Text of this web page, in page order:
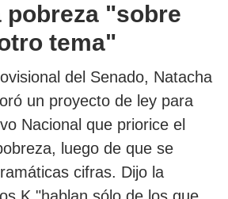
pobreza "sobre
tema"
del Senado, Natacha
un proyecto de ley para
Nacional que priorice el
luego de que se
cifras. Dijo la